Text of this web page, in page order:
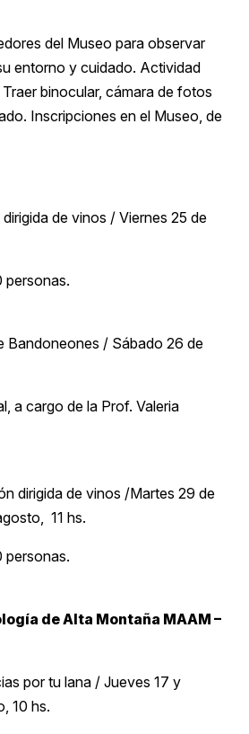
del Museo para observar
entorno y cuidado. Actividad
binocular, cámara de fotos
Inscripciones en el Museo, de
de vinos / Viernes 25 de
personas.
/ Sábado 26 de
a cargo de la Prof. Valeria
de vinos /Martes 29 de
11 hs.
personas.
de Alta Montaña MAAM –
por tu lana / Jueves 17 y
10 hs.